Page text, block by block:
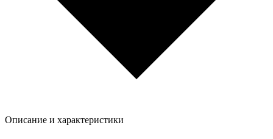
Описание и характеристики